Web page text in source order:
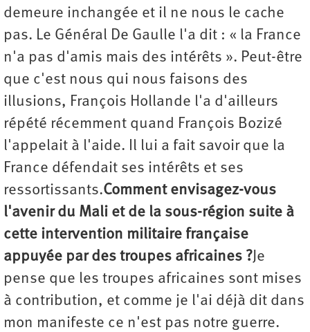
demeure inchangée et il ne nous le cache
pas. Le Général De Gaulle l'a dit : « la France
n'a pas d'amis mais des intérêts ». Peut-être
que c'est nous qui nous faisons des
illusions, François Hollande l'a d'ailleurs
répété récemment quand François Bozizé
l'appelait à l'aide. Il lui a fait savoir que la
France défendait ses intérêts et ses
ressortissants.Comment envisagez-vous
l'avenir du Mali et de la sous-région suite à
cette intervention militaire française
appuyée par des troupes africaines ?Je
pense que les troupes africaines sont mises
à contribution, et comme je l'ai déjà dit dans
mon manifeste ce n'est pas notre guerre.